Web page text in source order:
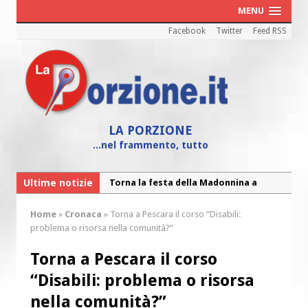
MENU
Facebook Twitter Feed RSS
LA PORZIONE
...nel frammento, tutto
Ultime notizie
Torna la festa della Madonnina a
Torna la festa di Sant’Andrea:
“Chiediamo al Signore di capire ciò che
è buono, giusto e santo per la nostra
vita”
Home » Cronaca » Torna a Pescara il corso “Disabili:
problema o risorsa nella comunità?”
Torna a Pescara il corso
“Disabili: problema o risorsa
nella comunità?”